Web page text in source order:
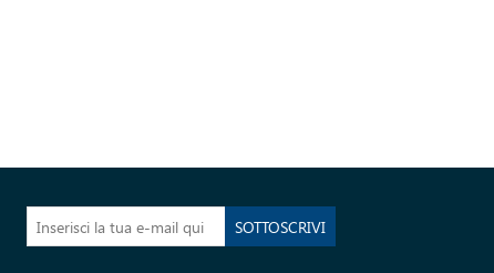
SOTTOSCRIVI